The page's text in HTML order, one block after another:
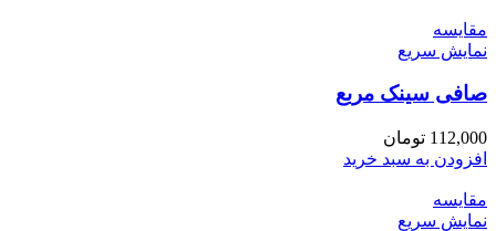
مقايسه
نمایش سریع
صافی سینک مربع
112,000 تومان
افزودن به سبد خرید
مقايسه
نمایش سریع